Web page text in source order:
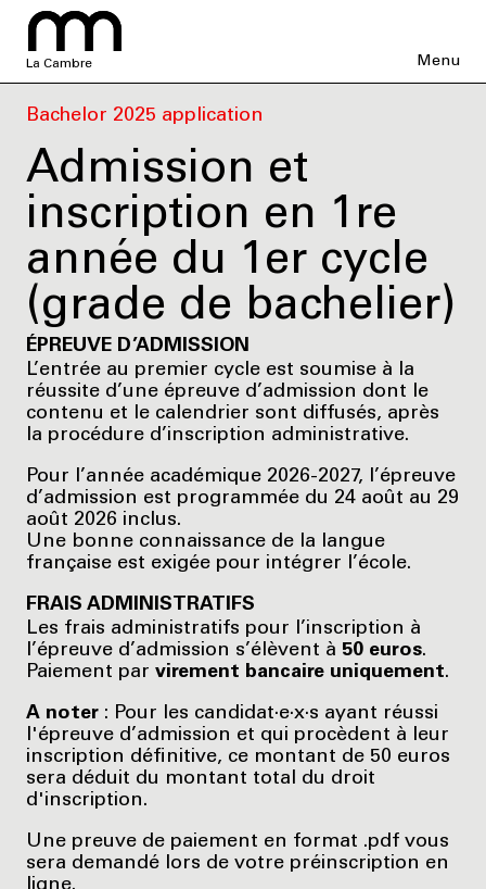
La Cambre Menu
Bachelor 2025 application
Admission et
inscription en 1re
année du 1er cycle
(grade de bachelier)
ÉPREUVE D’ADMISSION
L’entrée au premier cycle est soumise à la
réussite d’une épreuve d’admission dont le
contenu et le calendrier sont diffusés, après
la procédure d’inscription administrative.
Pour l’année académique 2026-2027, l’épreuve
d’admission est programmée du 24 août au 29
août 2026 inclus.
Une bonne connaissance de la langue
française est exigée pour intégrer l’école.
FRAIS ADMINISTRATIFS
Les frais administratifs pour l’inscription à
l’épreuve d’admission s’élèvent à 50 euros.
Paiement par virement bancaire uniquement.
A noter : Pour les candidat·e·x·s ayant réussi
l'épreuve d’admission et qui procèdent à leur
inscription définitive, ce montant de 50 euros
sera déduit du montant total du droit
d'inscription.
Une preuve de paiement en format .pdf vous
sera demandé lors de votre préinscription en